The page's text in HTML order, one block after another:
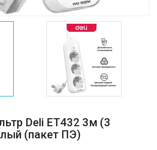
Deli ET432 3м (3
(пакет ПЭ)